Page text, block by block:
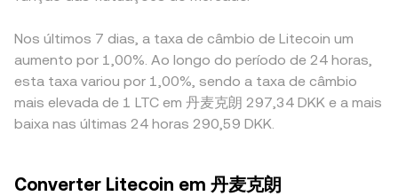
Nos últimos 7 dias, a taxa de câmbio de Litecoin um
aumento por 1,00%. Ao longo do período de 24 horas,
esta taxa variou por 1,00%, sendo a taxa de câmbio
mais elevada de 1 LTC em 丹麦克朗 297,34 DKK e a mais
baixa nas últimas 24 horas 290,59 DKK.
Converter Litecoin em 丹麦克朗